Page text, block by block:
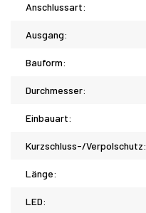
Anschlussart:
Ausgang:
Bauform:
Durchmesser:
Einbauart:
Kurzschluss-/Verpolschutz:
Länge:
LED: